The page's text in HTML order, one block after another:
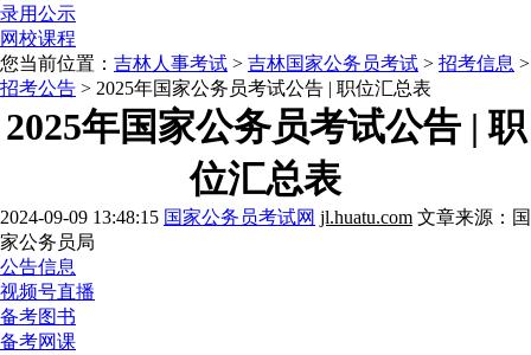
录用公示
网校课程
您当前位置： 吉林人事考试 > 吉林国家公务员考试 > 招考信息 >
招考公告 > 2025年国家公务员考试公告 | 职位汇总表
2025年国家公务员考试公告 | 职
位汇总表
2024-09-09 13:48:15 国家公务员考试网 jl.huatu.com 文章来源：国
家公务员局
公告信息
视频号直播
备考图书
备考网课